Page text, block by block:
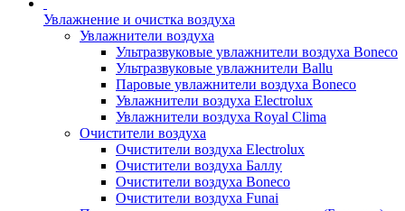
Увлажнение и очистка воздуха
Увлажнители воздуха
Ультразвуковые увлажнители воздуха Boneco
Ультразвуковые увлажнители Ballu
Паровые увлажнители воздуха Boneco
Увлажнители воздуха Electrolux
Увлажнители воздуха Royal Clima
Очистители воздуха
Очистители воздуха Electrolux
Очистители воздуха Баллу
Очистители воздуха Boneco
Очистители воздуха Funai